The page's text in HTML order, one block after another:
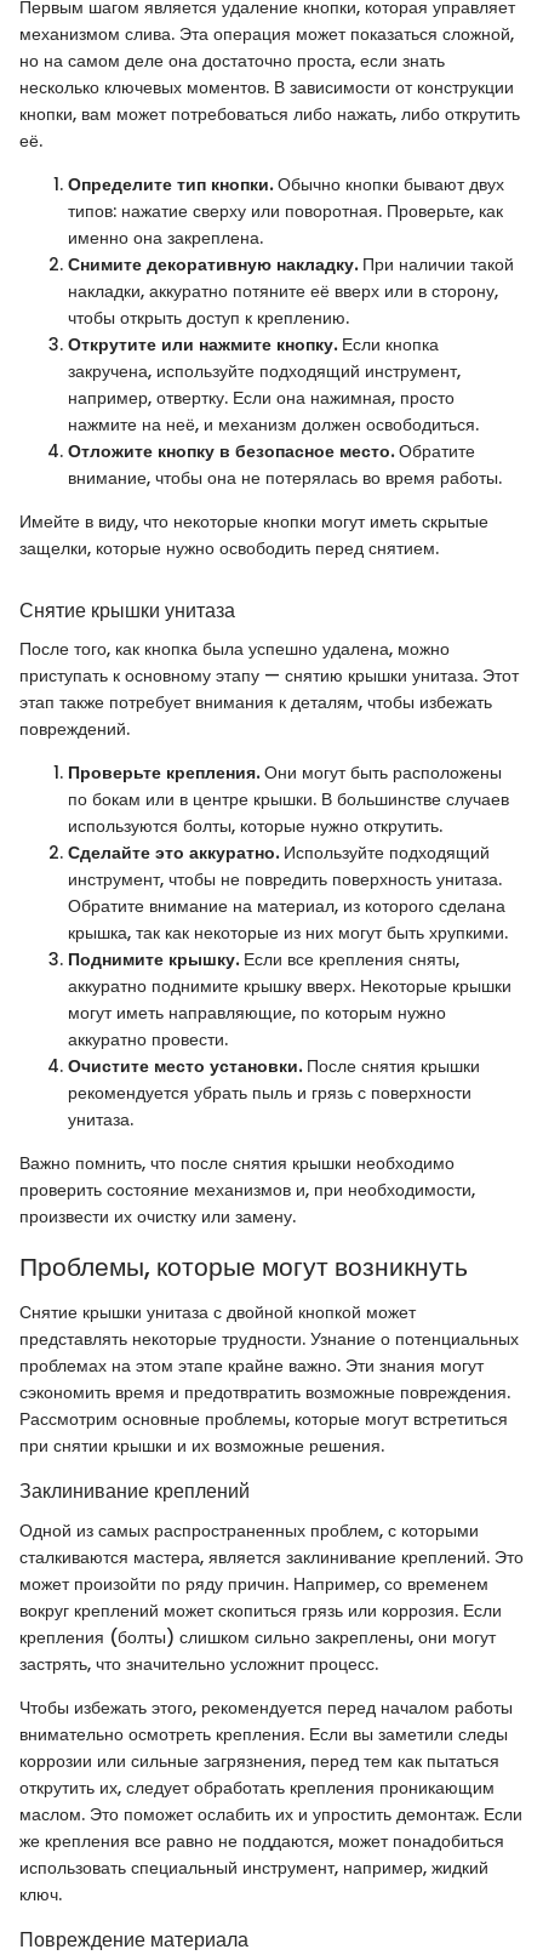
Первым шагом является удаление кнопки, которая управляет
механизмом слива. Эта операция может показаться сложной,
но на самом деле она достаточно проста, если знать
несколько ключевых моментов. В зависимости от конструкции
кнопки, вам может потребоваться либо нажать, либо открутить
её.
Определите тип кнопки.Обычно кнопки бывают двух
типов: нажатие сверху или поворотная. Проверьте, как
именно она закреплена.
Снимите декоративную накладку.При наличии такой
накладки, аккуратно потяните её вверх или в сторону,
чтобы открыть доступ к креплению.
Открутите или нажмите кнопку.Если кнопка
закручена, используйте подходящий инструмент,
например, отвертку. Если она нажимная, просто
нажмите на неё, и механизм должен освободиться.
Отложите кнопку в безопасное место.Обратите
внимание, чтобы она не потерялась во время работы.
Имейте в виду, что некоторые кнопки могут иметь скрытые
защелки, которые нужно освободить перед снятием.
Снятие крышки унитаза
После того, как кнопка была успешно удалена, можно
приступать к основному этапу — снятию крышки унитаза. Этот
этап также потребует внимания к деталям, чтобы избежать
повреждений.
Проверьте крепления.Они могут быть расположены
по бокам или в центре крышки. В большинстве случаев
используются болты, которые нужно открутить.
Сделайте это аккуратно.Используйте подходящий
инструмент, чтобы не повредить поверхность унитаза.
Обратите внимание на материал, из которого сделана
крышка, так как некоторые из них могут быть хрупкими.
Поднимите крышку.Если все крепления сняты,
аккуратно поднимите крышку вверх. Некоторые крышки
могут иметь направляющие, по которым нужно
аккуратно провести.
Очистите место установки.После снятия крышки
рекомендуется убрать пыль и грязь с поверхности
унитаза.
Важно помнить, что после снятия крышки необходимо
проверить состояние механизмов и, при необходимости,
произвести их очистку или замену.
Проблемы, которые могут возникнуть
Снятие крышки унитаза с двойной кнопкой может
представлять некоторые трудности. Узнание о потенциальных
проблемах на этом этапе крайне важно. Эти знания могут
сэкономить время и предотвратить возможные повреждения.
Рассмотрим основные проблемы, которые могут встретиться
при снятии крышки и их возможные решения.
Заклинивание креплений
Одной из самых распространенных проблем, с которыми
сталкиваются мастера, является заклинивание креплений. Это
может произойти по ряду причин. Например, со временем
вокруг креплений может скопиться грязь или коррозия. Если
крепления (болты) слишком сильно закреплены, они могут
застрять, что значительно усложнит процесс.
Чтобы избежать этого, рекомендуется перед началом работы
внимательно осмотреть крепления. Если вы заметили следы
коррозии или сильные загрязнения, перед тем как пытаться
открутить их, следует обработать крепления проникающим
маслом. Это поможет ослабить их и упростить демонтаж. Если
же крепления все равно не поддаются, может понадобиться
использовать специальный инструмент, например, жидкий
ключ.
Повреждение материала